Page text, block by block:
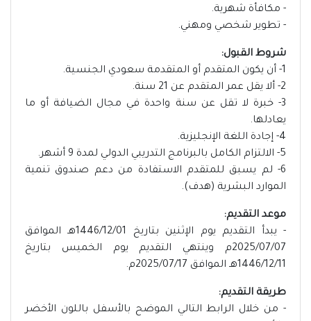
- مكافأة شهرية.
- تطوير شخصي ومهني.
شروط القبول:
1- أن يكون المتقدم أو المتقدمة سعودي الجنسية.
2- ألا يقل عمر المتقدم عن 21 سنة.
3- خبرة لا تقل عن سنة واحدة في مجال الضيافة أو ما
يعادلها.
4- إجادة اللغة الإنجليزية.
5- الالتزام الكامل بالبرنامج التدريبي الدولي لمدة 9 أشهر.
6- لم يسبق للمتقدم الاستفادة من دعم صندوق تنمية
الموارد البشرية (هدف).
موعد التقديم:
- يبدأ التقديم يوم الإثنين بتاريخ 1446/12/01هـ الموافق
2025/07/07م وينتهي التقديم يوم الخميس بتاريخ
1446/12/11هـ الموافق 2025/07/17م.
طريقة التقديم:
- من خلال الرابط التالي الموضح بالأسفل باللون الأخضر